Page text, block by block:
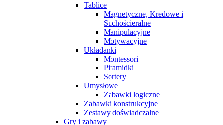
Tablice
Magnetyczne, Kredowe i
Suchościeralne
Manipulacyjne
Motywacyjne
Układanki
Montessori
Piramidki
Sortery
Umysłowe
Zabawki logiczne
Zabawki konstrukcyjne
Zestawy doświadczalne
Gry i zabawy